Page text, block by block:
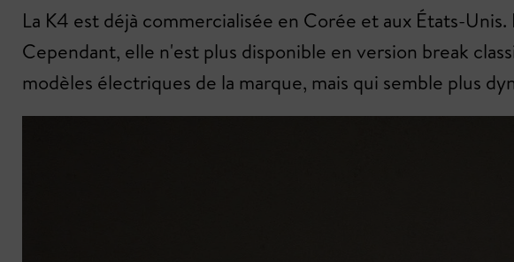
La K4 est déjà commercialisée en Corée et aux États-
Cependant, elle n'est plus disponible en version break
modèles électriques de la marque, mais qui semble plus